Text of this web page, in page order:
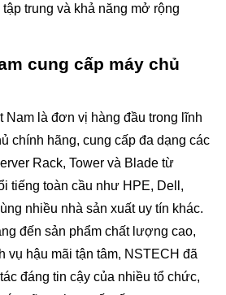
trung và khả năng mở rộng
cung cấp máy chủ
Nam là đơn vị hàng đầu trong lĩnh
chính hãng, cung cấp đa dạng các
Rack, Tower và Blade từ
tiếng toàn cầu như HPE, Dell,
nhiều nhà sản xuất uy tín khác.
đến sản phẩm chất lượng cao,
vụ hậu mãi tận tâm, NSTECH đã
đáng tin cậy của nhiều tổ chức,